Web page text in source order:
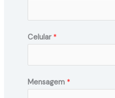
Celular *
Mensagem *